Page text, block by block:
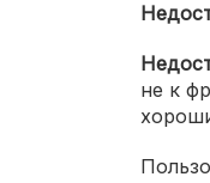
не к